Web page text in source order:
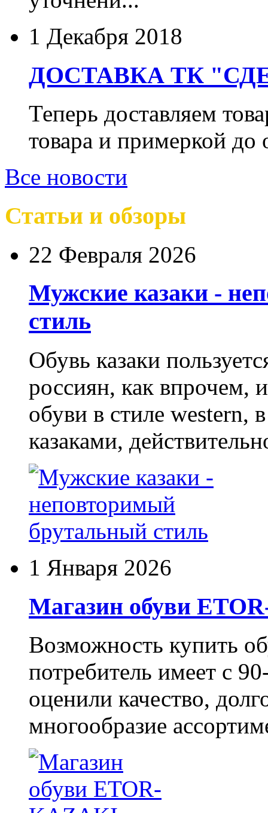
1 Декабря 2018
ДОСТАВКА ТК
Теперь доставляем
товара и примеркой
Все новости
Статьи и обзоры
22 Февраля 2026
Мужские казаки -
стиль
Обувь казаки
россиян, как впрочем,
обуви в стиле western,
казаками,
1 Января 2026
Магазин обуви
Возможность купить
потребитель имеет с
оценили качество,
многообразие